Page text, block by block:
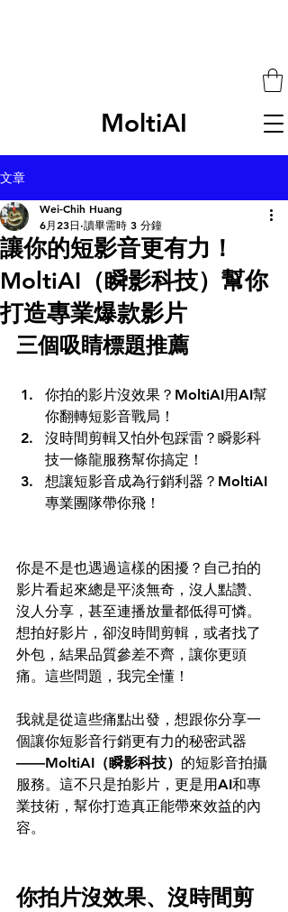
MoltiAI
文章
讓你的短影音更有力！
MoltiAI（瞬影科技）幫你
打造專業爆款影片
Wei-Chih Huang
6月23日 讀畢需時 3 分鐘
三個吸睛標題推薦
你拍的影片沒效果？MoltiAI用AI幫
你翻轉短影音戰局！
沒時間剪輯又怕外包踩雷？瞬影科
技一條龍服務幫你搞定！
想讓短影音成為行銷利器？MoltiAI
專業團隊帶你飛！
你是不是也遇過這樣的困擾？自己拍的
影片看起來總是平淡無奇，沒人點讚、
沒人分享，甚至連播放量都低得可憐。
想拍好影片，卻沒時間剪輯，或者找了
外包，結果品質參差不齊，讓你更頭
痛。這些問題，我完全懂！
我就是從這些痛點出發，想跟你分享一
個讓你短影音行銷更有力的秘密武器
——MoltiAI（瞬影科技） 的短影音拍攝
服務。這不只是拍影片，更是用AI和專
業技術，幫你打造真正能帶來效益的內
容。
你拍片沒效果、沒時間剪